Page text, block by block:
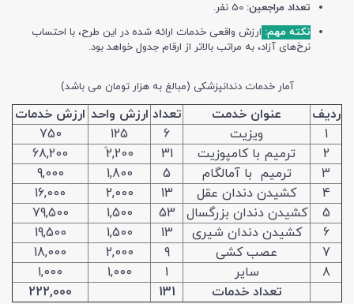
تعداد مراجعین:
نکته مهم: ارزش واقعی خدمات ارائه شده در این طرح، با احتساب
نرخ‌های آزاد، به مراتب بالاتر از ارقام جدول خواهد بود.
آمار خدمات دندانپزشکی (مبالغ به هزار تومان می باشد)
ردیف عنوان خدمت تعداد ارزش واحد ارزش خدمات
1
ویزیت 6
125
750
2
ترمیم با کامپوزیت 31 2َ,200
68,200
3
ترمیم با آمالگام 5
1,800
9,000
4
کشیدن دندان عقل 13
2,000
16,000
5
کشیدن دندان بزرگسال 53
1,500
79,500
6
کشیدن دندان شیری 13
1,500
19,500
7
عصب کشی 9
2,000
18,000
8
سایر 1
1,000
1,000
تعداد خدمات
131
222,000